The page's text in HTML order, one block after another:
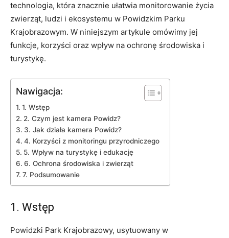
technologia, która znacznie ułatwia monitorowanie życia
zwierząt, ludzi i ekosystemu w Powidzkim Parku
Krajobrazowym. W niniejszym artykule omówimy jej
funkcje, korzyści oraz wpływ na ochronę środowiska i
turystykę.
Nawigacja:
1. Wstęp
2. Czym jest kamera Powidz?
3. Jak działa kamera Powidz?
4. Korzyści z monitoringu przyrodniczego
5. Wpływ na turystykę i edukację
6. Ochrona środowiska i zwierząt
7. Podsumowanie
1. Wstęp
Powidzki Park Krajobrazowy, usytuowany w